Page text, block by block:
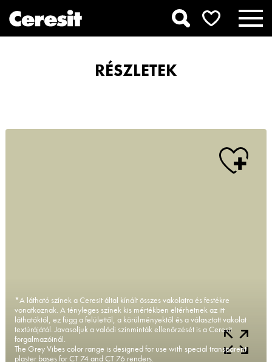
RÉSZLETEK
*A látható színek a Ceresit által kínált összes vakolatra és festékre
vonatkoznak. A tényleges színek kis mértékben eltérhetnek az itt
láthatóktól, ez függ a felülettől, a körülményektől és a választott vakolat
textúrájától. Javasoljuk a valódi színminták ellenőrzését is a Ceresit
forgalmazóinál.
The Grey Vibes color range is designed for use with special transparent
plaster bases for CT 74 and CT 76 renders.